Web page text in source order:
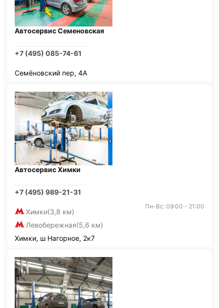
Автосервис Семеновская
+7 (495) 085-74-61
Семёновский пер, 4А
Автосервис Химки
+7 (495) 989-21-31
Химки(3,8 км)
Левобережная(5,6 км)
Пн-Вс: 09:00 - 21:00
Химки, ш Нагорное, 2к7